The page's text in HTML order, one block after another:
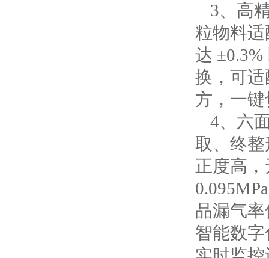
3、 高
粒物料
达
换，可适
方，一
4、 六
取、终
正度高
品漏气率
智能数